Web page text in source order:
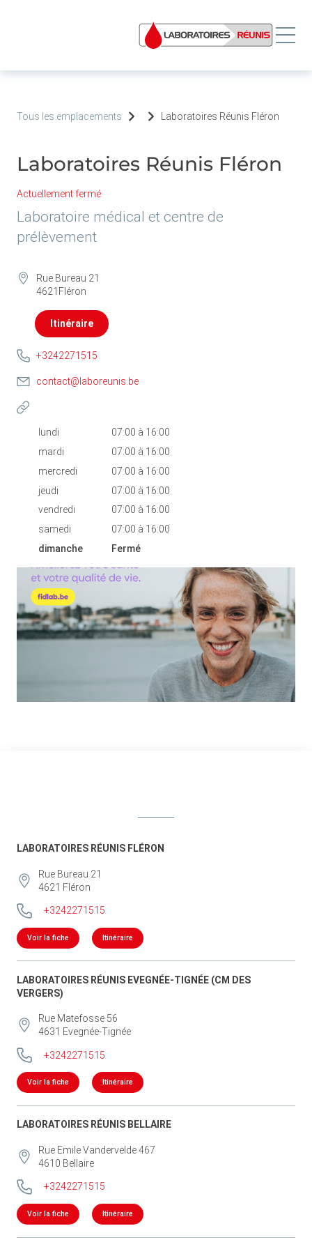
Tous les emplacements Laboratoires Réunis Fléron
Laboratoires Réunis Fléron
Actuellement fermé
Laboratoire médical et centre de
prélèvement
Rue Bureau 21
4621 Fléron
Itinéraire
+3242271515
contact@laboreunis.be
lundi 07:00 à 16:00
mardi
07:00 à 16:00
mercredi
07:00 à 16:00
jeudi
07:00 à 16:00
vendredi
07:00 à 16:00
samedi
07:00 à 16:00
dimanche
Fermé
LABORATOIRES RÉUNIS FLÉRON
Rue Bureau 21
4621 Fléron
+3242271515
Voir la fiche Itinéraire
LABORATOIRES RÉUNIS EVEGNÉE-TIGNÉE (CM DES
VERGERS)
Rue Matefosse 56
4631 Evegnée-Tignée
+3242271515
Voir la fiche Itinéraire
LABORATOIRES RÉUNIS BELLAIRE
Rue Emile Vandervelde 467
4610 Bellaire
+3242271515
Voir la fiche Itinéraire